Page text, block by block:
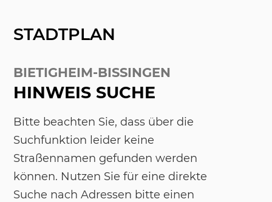
STADTPLAN
BIETIGHEIM-BISSINGEN
HINWEIS SUCHE
Bitte beachten Sie, dass über die
Suchfunktion leider keine
Straßennamen gefunden werden
können. Nutzen Sie für eine direkte
Suche nach Adressen bitte einen